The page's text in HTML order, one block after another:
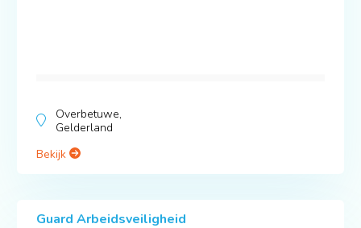
Overbetuwe,
Gelderland
Bekijk
Guard Arbeidsveiligheid